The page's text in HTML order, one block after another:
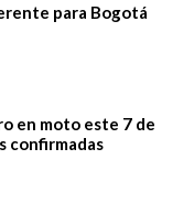
para Bogotá
en moto este 7 de
confirmadas